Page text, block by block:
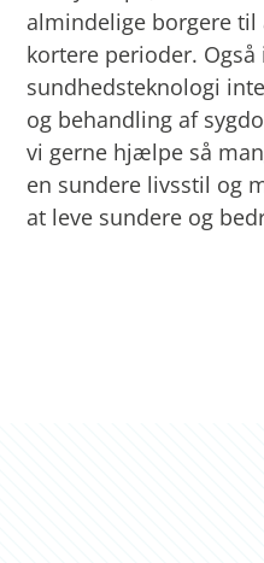
almindelige borgere
kortere perioder.
sundhedsteknologi
og behandling af
vi gerne hjælpe så
en sundere livsstil og
at leve sundere og